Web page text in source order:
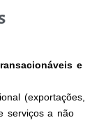
e
(exportações,
serviços a não